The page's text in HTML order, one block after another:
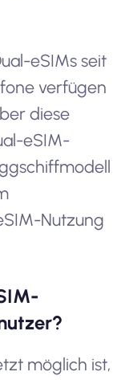
eSIMs seit
verfügen
diese
eSIM-
Nutzung
möglich ist,